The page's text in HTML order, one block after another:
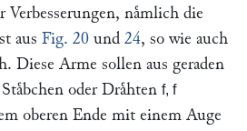
naͤmlich die
aus Fig. 20 und 24, so wie auch
Diese Arme sollen aus geraden
oder Draͤhten f, f
oberen Ende mit einem Auge